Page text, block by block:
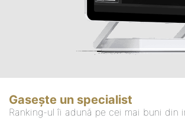
Gasește un specialist
Ranking-ul îi adună pe cei mai buni din